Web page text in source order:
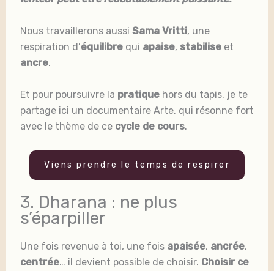
Nous travaillerons aussi Sama Vritti, une
respiration d’équilibrequi apaise, stabilise et
ancre.
Et pour poursuivre la pratique hors du tapis, je te
partage ici un documentaire Arte, qui résonne fort
avec le thème de ce cycle de cours.
Viens prendre le temps de respirer
3. Dharana : ne plus
s’éparpiller
Une fois revenue à toi, une fois apaisée, ancrée,
centrée… il devient possible de choisir. Choisir ce